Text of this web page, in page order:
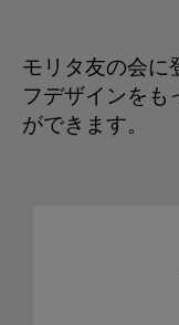
モリタ友の会に
フデザインをも
ができます。